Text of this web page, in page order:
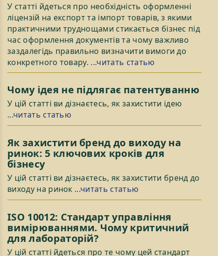
У статті йдеться про необхідність оформленні
ліцензій на експорт та імпорт товарів, з якими
практичними труднощами стикається бізнес під
час оформлення документів та чому важливо
заздалегідь правильно визначити вимоги до
конкретного товару. ...читать статью
Чому ідея не підлягає патентуванню
У цій статті ви дізнаєтесь, як захистити ідею
...читать статью
Як захистити бренд до виходу на
ринок: 5 ключових кроків для
бізнесу
У цій статті ви дізнаєтесь, як захистити бренд до
виходу на ринок ...читать статью
ISO 10012: Стандарт управління
вимірюваннями. Чому критичний
для лабораторій?
У цій статті йдеться про те чому цей стандарт